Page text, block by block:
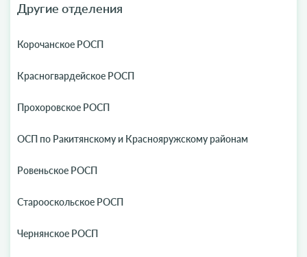
Другие отделения
Корочанское РОСП
Красногвардейское РОСП
Прохоровское РОСП
ОСП по Ракитянскому и Краснояружскому районам
Ровеньское РОСП
Старооскольское РОСП
Чернянское РОСП